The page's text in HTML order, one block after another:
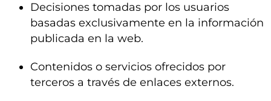
Decisiones tomadas por los usuarios
basadas exclusivamente en la información
publicada en la web.
Contenidos o servicios ofrecidos por
terceros a través de enlaces externos.